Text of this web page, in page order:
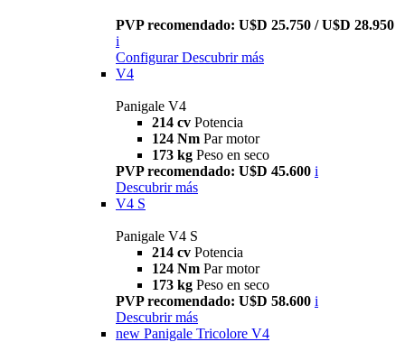
PVP recomendado: U$D 25.750 / U$D 28.950
i
Configurar Descubrir más
V4
Panigale V4
214 cv Potencia
124 Nm Par motor
173 kg Peso en seco
PVP recomendado: U$D 45.600 i
Descubrir más
V4 S
Panigale V4 S
214 cv Potencia
124 Nm Par motor
173 kg Peso en seco
PVP recomendado: U$D 58.600 i
Descubrir más
new Panigale Tricolore V4